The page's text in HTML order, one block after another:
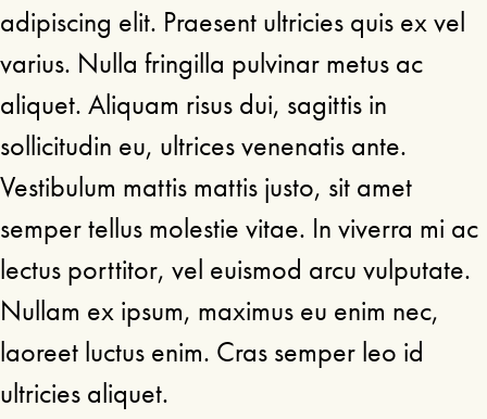
adipiscing elit. Praesent ultricies quis ex vel
varius. Nulla fringilla pulvinar metus ac
aliquet. Aliquam risus dui, sagittis in
sollicitudin eu, ultrices venenatis ante.
Vestibulum mattis mattis justo, sit amet
semper tellus molestie vitae. In viverra mi ac
lectus porttitor, vel euismod arcu vulputate.
Nullam ex ipsum, maximus eu enim nec,
laoreet luctus enim. Cras semper leo id
ultricies aliquet.